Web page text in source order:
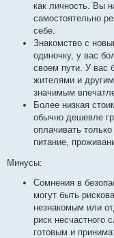
как личность. Вы
самостоятельно
себе.
Знакомство с
одиночку, у вас
своем пути. У вас
жителями и
значимым
Более низкая
обычно дешевле
оплачивать
питание,
Минусы:
Сомнения в
могут быть
незнакомым или
риск несчастного
готовым и